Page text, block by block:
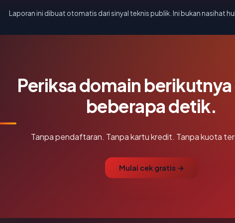
Laporan ini dibuat otomatis dari sinyal teknis publik. Ini bukan nasihat
Periksa domain
beberapa detik.
Tanpa pendaftaran. Tanpa kartu kredit. Tanpa kuota
Mulai cek gratis →